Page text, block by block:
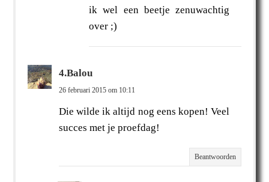
ik wel een beetje zenuwachtig
over ;)
4.Balou
26 februari 2015 om 10:11
Die wilde ik altijd nog eens kopen! Veel
succes met je proefdag!
Beantwoorden